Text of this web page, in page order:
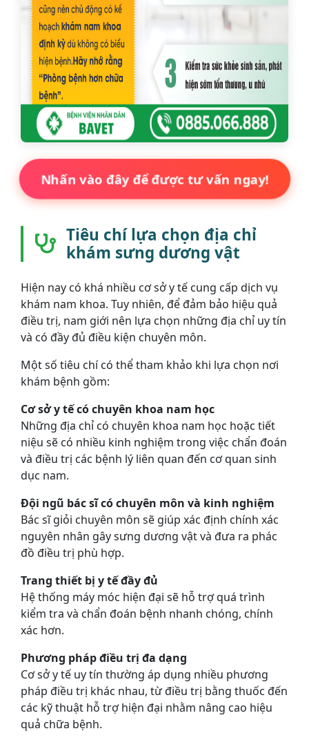
Nhấn vào đây để được tư vấn ngay!
Tiêu chí lựa chọn địa chỉ
khám sưng dương vật
Hiện nay có khá nhiều cơ sở y tế cung cấp dịch vụ
khám nam khoa. Tuy nhiên, để đảm bảo hiệu quả
điều trị, nam giới nên lựa chọn những địa chỉ uy tín
và có đầy đủ điều kiện chuyên môn.
Một số tiêu chí có thể tham khảo khi lựa chọn nơi
khám bệnh gồm:
Cơ sở y tế có chuyên khoa nam học
Những địa chỉ có chuyên khoa nam học hoặc tiết
niệu sẽ có nhiều kinh nghiệm trong việc chẩn đoán
và điều trị các bệnh lý liên quan đến cơ quan sinh
dục nam.
Đội ngũ bác sĩ có chuyên môn và kinh nghiệm
Bác sĩ giỏi chuyên môn sẽ giúp xác định chính xác
nguyên nhân gây sưng dương vật và đưa ra phác
đồ điều trị phù hợp.
Trang thiết bị y tế đầy đủ
Hệ thống máy móc hiện đại sẽ hỗ trợ quá trình
kiểm tra và chẩn đoán bệnh nhanh chóng, chính
xác hơn.
Phương pháp điều trị đa dạng
Cơ sở y tế uy tín thường áp dụng nhiều phương
pháp điều trị khác nhau, từ điều trị bằng thuốc đến
các kỹ thuật hỗ trợ hiện đại nhằm nâng cao hiệu
quả chữa bệnh.